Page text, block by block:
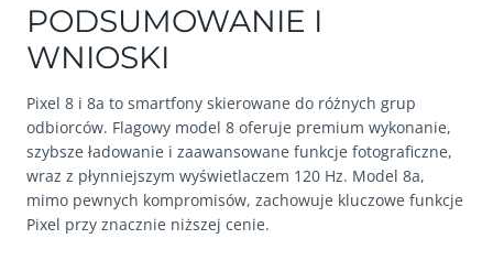
PODSUMOWANIE I
WNIOSKI
Pixel 8 i 8a to smartfony skierowane do różnych grup
odbiorców. Flagowy model 8 oferuje premium wykonanie,
szybsze ładowanie i zaawansowane funkcje fotograficzne,
wraz z płynniejszym wyświetlaczem 120 Hz. Model 8a,
mimo pewnych kompromisów, zachowuje kluczowe funkcje
Pixel przy znacznie niższej cenie.